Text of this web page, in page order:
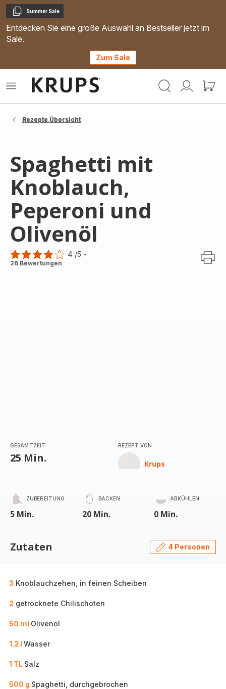
Kopieren
Summer Sale
Entdecken Sie eine große Auswahl an Bestseller jetzt im
Sale.
Zum Sale
Mein
Mein
Das
Rezepte Übersicht
Spaghetti mit
Knoblauch,
Peperoni und
Olivenöl
Bewertung
4 /5 -
26 Bewertungen
GESAMTZEIT
25 Min.
REZEPT VON
Krups
ZUBEREITUNG
5 Min.
BACKEN
20 Min.
ABKÜHLEN
0 Min.
Zutaten 4 Personen
3 Knoblauchzehen, in feinen Scheiben
2 getrocknete Chilischoten
50 ml Olivenöl
1.2 l Wasser
1 TL Salz
500 g Spaghetti, durchgebrochen